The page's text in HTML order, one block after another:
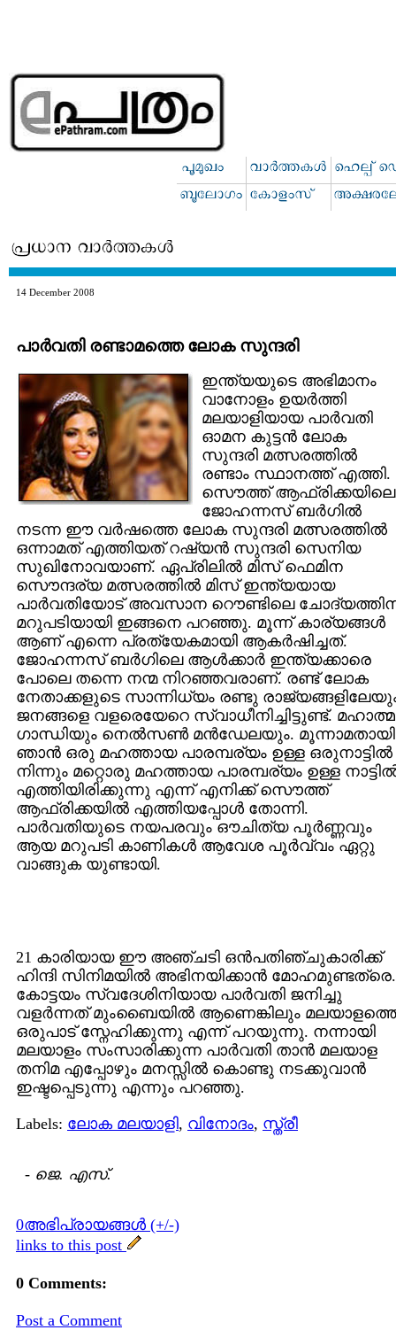
14 December 2008
പാര്‍വതി രണ്ടാമത്തെ ലോക സുന്ദരി
ഇന്ത്യയുടെ അഭിമാനം
വാനോളം ഉയര്‍ത്തി
മലയാളിയായ പാര്‍വതി
ഓമന കുട്ടന്‍ ലോക
സുന്ദരി മത്സരത്തില്‍
രണ്ടാം സ്ഥാനത്ത് എത്തി.
സൌത്ത് ആഫ്രിക്കയിലെ
ജോഹന്നസ് ബര്‍ഗില്‍
നടന്ന ഈ വര്‍ഷത്തെ ലോക സുന്ദരി മത്സരത്തില്‍
ഒന്നാമത് എത്തിയത് റഷ്യന്‍ സുന്ദരി സെനിയ
സുഖിനോവയാണ്. ഏപ്രിലില്‍ മിസ് ഫെമിന
സൌന്ദര്യ മത്സരത്തില്‍ മിസ് ഇന്ത്യയായ
പാര്‍വതിയോട് അവസാന റൌണ്ടിലെ
മറുപടിയായി ഇങ്ങനെ പറഞ്ഞു. മൂന്ന് കാര്യങ്ങള്‍
ആണ് എന്നെ പ്രത്യേകമായി ആകര്‍ഷിച്ചത്.
ജോഹന്നസ് ബര്‍ഗിലെ ആള്‍ക്കാര്‍ ഇന്ത്യക്കാരെ
പോലെ തന്നെ നന്മ നിറഞ്ഞവരാണ്. രണ്ട് ലോക
നേതാക്കളുടെ സാന്നിധ്യം രണ്ടു
ജനങ്ങളെ വളരെയേറെ സ്വാധീനിച്ചിട്ടുണ്ട്.
ഗാന്ധിയും നെല്‍‌സണ്‍ മന്‍ഡേലയും. മൂന്നാമതായി
ഞാന്‍ ഒരു മഹത്തായ പാരമ്പര്യം ഉള്ള ഒരുനാട്ടില്‍
നിന്നും മറ്റൊരു മഹത്തായ പാരമ്പര്യം ഉള്ള
എത്തിയിരിക്കുന്നു എന്ന് എനിക്ക് സൌത്ത്
ആഫ്രിക്കയില്‍ എത്തിയപ്പോള്‍ തോന്നി.
പാര്‍വതിയുടെ നയപരവും ഔചിത്യ പൂര്‍ണ്ണവും
ആയ മറുപടി കാണികള്‍ ആവേശ പൂര്‍വ്വം ഏറ്റു
വാങ്ങുക യുണ്ടായി.
21 കാരിയായ ഈ അഞ്ചടി ഒന്‍പതിഞ്ചുകാരിക്ക്
ഹിന്ദി സിനിമയില്‍ അഭിനയിക്കാന്‍ മോഹമുണ്ടത്രെ.
കോട്ടയം സ്വദേശിനിയായ പാര്‍വതി ജനിച്ചു
വളര്‍ന്നത് മുംബൈയില്‍ ആണെങ്കിലും
ഒരുപാട് സ്നേഹിക്കുന്നു എന്ന് പറയുന്നു. നന്നായി
മലയാളം സംസാരിക്കുന്ന പാര്‍വതി താന്‍ മലയാള
തനിമ എപ്പോഴും മനസ്സില്‍ കൊണ്ടു നടക്കുവാന്‍
ഇഷ്ടപ്പെടുന്നു എന്നും പറഞ്ഞു.
Labels: ലോക മലയാളി, വിനോദം, സ്ത്രീ
- ജെ. എസ്.
0അഭിപ്രായങ്ങള്‍ (+/-)
links to this post
0 Comments:
Post a Comment